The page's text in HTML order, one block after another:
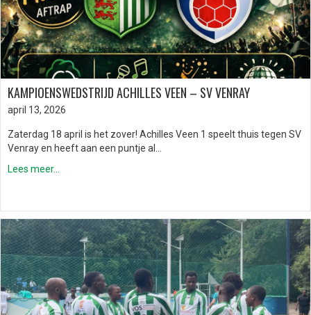
KAMPIOENSWEDSTRIJD ACHILLES VEEN – SV VENRAY
april 13, 2026
Zaterdag 18 april is het zover! Achilles Veen 1 speelt thuis tegen SV
Venray en heeft aan een puntje al…
Lees meer...